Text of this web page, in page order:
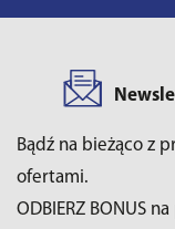
Bądź na bieżąco z
ofertami.
ODBIERZ BONUS